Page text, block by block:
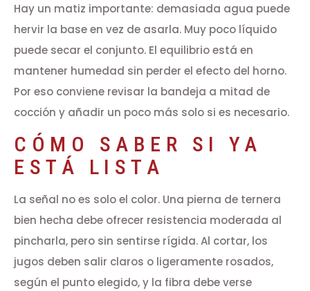
Hay un matiz importante: demasiada agua puede
hervir la base en vez de asarla. Muy poco líquido
puede secar el conjunto. El equilibrio está en
mantener humedad sin perder el efecto del horno.
Por eso conviene revisar la bandeja a mitad de
cocción y añadir un poco más solo si es necesario.
CÓMO SABER SI YA
ESTÁ LISTA
La señal no es solo el color. Una pierna de ternera
bien hecha debe ofrecer resistencia moderada al
pincharla, pero sin sentirse rígida. Al cortar, los
jugos deben salir claros o ligeramente rosados,
según el punto elegido, y la fibra debe verse